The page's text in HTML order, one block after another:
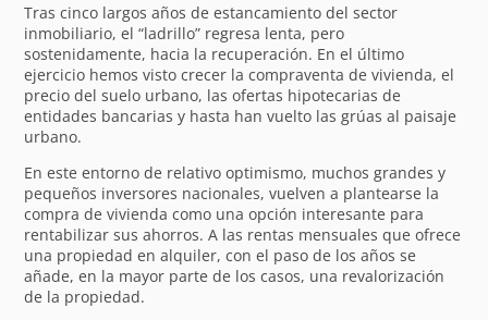
Tras cinco largos años de estancamiento del sector
inmobiliario, el “ladrillo” regresa lenta, pero
sostenidamente, hacia la recuperación. En el último
ejercicio hemos visto crecer la compraventa de vivienda, el
precio del suelo urbano, las ofertas hipotecarias de
entidades bancarias y hasta han vuelto las grúas al paisaje
urbano.
En este entorno de relativo optimismo, muchos grandes y
pequeños inversores nacionales, vuelven a plantearse la
compra de vivienda como una opción interesante para
rentabilizar sus ahorros. A las rentas mensuales que ofrece
una propiedad en alquiler, con el paso de los años se
añade, en la mayor parte de los casos, una revalorización
de la propiedad.